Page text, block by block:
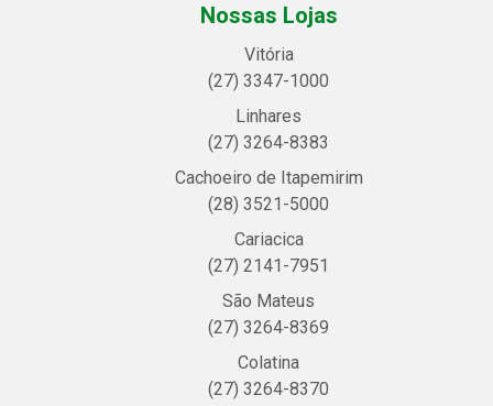
Nossas Lojas
Vitória
(27) 3347-1000
Linhares
(27) 3264-8383
Cachoeiro de Itapemirim
(28) 3521-5000
Cariacica
(27) 2141-7951
São Mateus
(27) 3264-8369
Colatina
(27) 3264-8370